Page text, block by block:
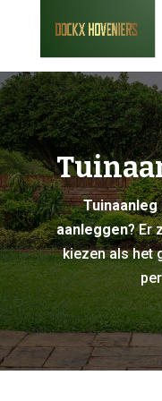
Tuinaanleg
aanleggen? Er
kiezen als het